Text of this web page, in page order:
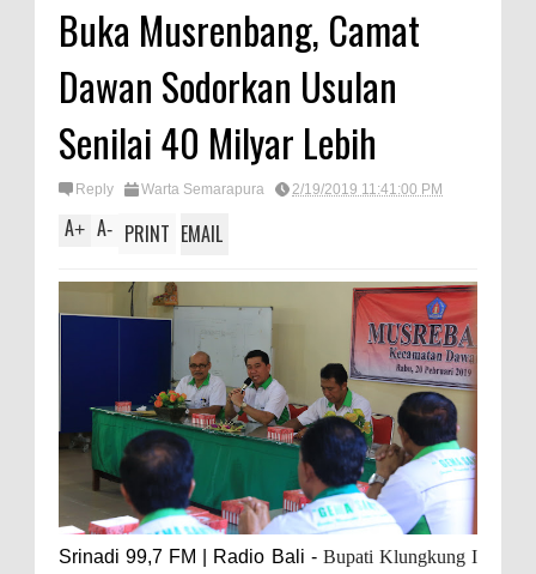
Buka Musrenbang, Camat
Dawan Sodorkan Usulan
Senilai 40 Milyar Lebih
Reply Warta Semarapura 2/19/2019 11:41:00 PM
A+ A- PRINT EMAIL
Srinadi 99,7 FM | Radio Bali - Bupati Klungkung I